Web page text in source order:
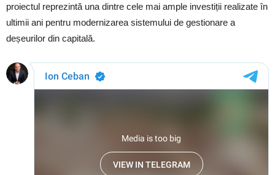
proiectul reprezintă una dintre cele mai ample investiții realizate în
ultimii ani pentru modernizarea sistemului de gestionare a
deșeurilor din capitală.